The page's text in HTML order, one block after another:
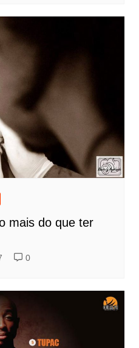
mais do que ter
0